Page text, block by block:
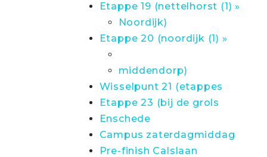
Etappe 19 (nettelhorst (1) »
Noordijk)
Etappe 20 (noordijk (1) »
middendorp)
Wisselpunt 21 (etappes
Etappe 23 (bij de grols
Enschede
Campus zaterdagmiddag
Pre-finish Calslaan